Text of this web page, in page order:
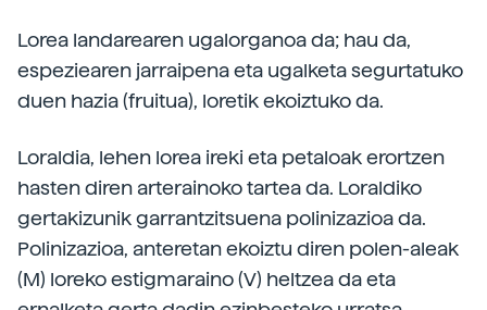
Lorea landarearen ugalorganoa da; hau da,
espeziearen jarraipena eta ugalketa segurtatuko
duen hazia (fruitua), loretik ekoiztuko da.
Loraldia, lehen lorea ireki eta petaloak erortzen
hasten diren arterainoko tartea da. Loraldiko
gertakizunik garrantzitsuena polinizazioa da.
Polinizazioa, anteretan ekoiztu diren polen-aleak
(M) loreko estigmaraino (V) heltzea da eta